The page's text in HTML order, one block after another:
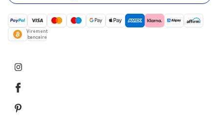
Virement
bancaire